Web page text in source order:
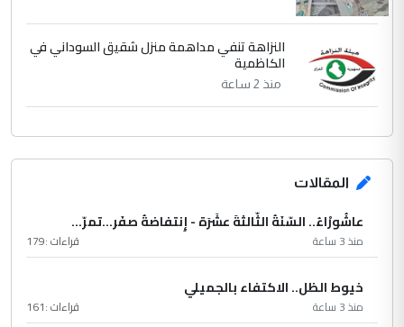
النزاهة تنفي مداهمة منزل شقيق السوداني في
الكاظمية
منذ 2 ساعة
المقالات
عاشُورْاءُ.. السّنَةُ الثّالثةَ عشَرَة - إِنتفاضةُ صفَر…تمرّ...
منذ 3 ساعة قراءات :179
خيوط الظل.. الاكتفاء بالجميلي
منذ 3 ساعة قراءات :161